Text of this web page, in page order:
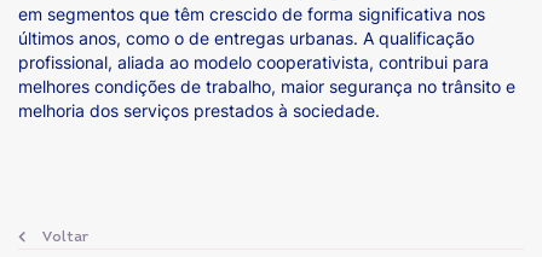
em segmentos que têm crescido de forma significativa nos
últimos anos, como o de entregas urbanas. A qualificação
profissional, aliada ao modelo cooperativista, contribui para
melhores condições de trabalho, maior segurança no trânsito e
melhoria dos serviços prestados à sociedade.
Voltar